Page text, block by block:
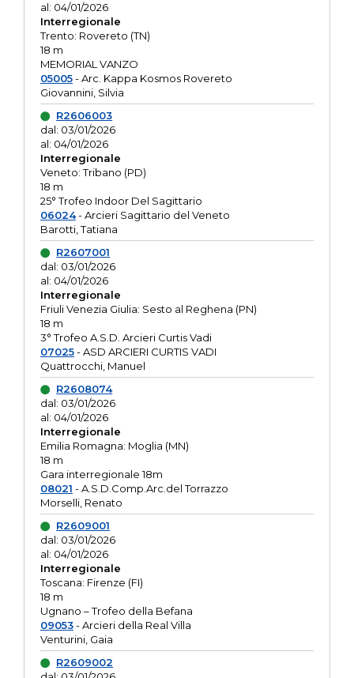
al: 04/01/2026
Interregionale
Trento: Rovereto (TN)
18 m
MEMORIAL VANZO
05005- Arc. Kappa Kosmos Rovereto
Giovannini, Silvia
R2606003
dal: 03/01/2026
al: 04/01/2026
Interregionale
Veneto: Tribano (PD)
18 m
25° Trofeo Indoor Del Sagittario
06024- Arcieri Sagittario del Veneto
Barotti, Tatiana
R2607001
dal: 03/01/2026
al: 04/01/2026
Interregionale
Friuli Venezia Giulia: Sesto al Reghena (PN)
18 m
3° Trofeo A.S.D. Arcieri Curtis Vadi
07025- ASD ARCIERI CURTIS VADI
Quattrocchi, Manuel
R2608074
dal: 03/01/2026
al: 04/01/2026
Interregionale
Emilia Romagna: Moglia (MN)
18 m
Gara interregionale 18m
08021 - A.S.D.Comp.Arc.del Torrazzo
Morselli, Renato
R2609001
dal: 03/01/2026
al: 04/01/2026
Interregionale
Toscana: Firenze (FI)
18 m
Ugnano – Trofeo della Befana
09053- Arcieri della Real Villa
Venturini, Gaia
R2609002